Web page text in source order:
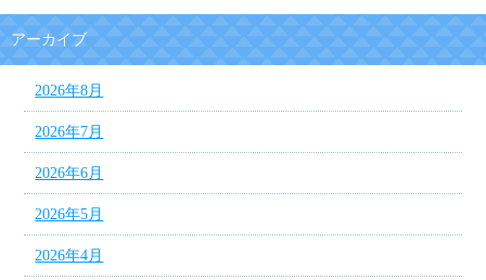
アーカイブ
2026年8月
2026年7月
2026年6月
2026年5月
2026年4月